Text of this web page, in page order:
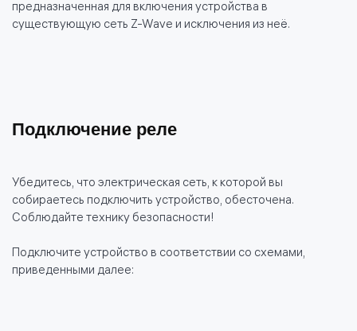
предназначенная для включения устройства в
существующую сеть Z-Wave и исключения из неё.
Подключение реле
Убедитесь, что электрическая сеть, к которой вы
собираетесь подключить устройство, обесточена.
Соблюдайте технику безопасности!
Подключите устройство в соответствии со схемами,
приведенными далее: